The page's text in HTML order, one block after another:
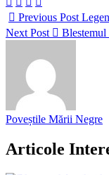
Previous Post
Next Post
Blestemul
Poveștile Mării Negre
Articole